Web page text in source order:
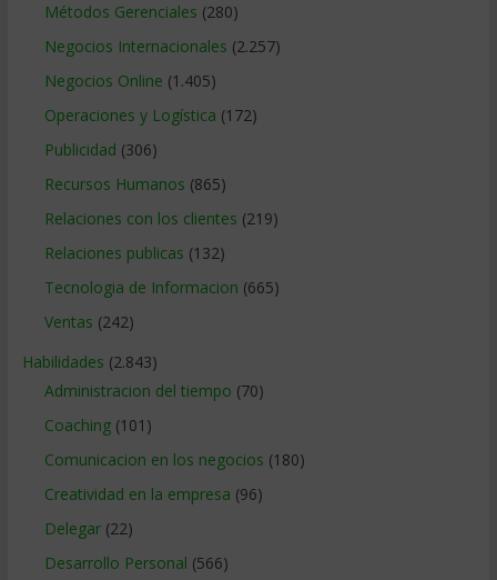
Métodos Gerenciales (280)
Negocios Internacionales (2.257)
Negocios Online (1.405)
Operaciones y Logística (172)
Publicidad (306)
Recursos Humanos (865)
Relaciones con los clientes (219)
Relaciones publicas (132)
Tecnologia de Informacion (665)
Ventas (242)
Habilidades (2.843)
Administracion del tiempo (70)
Coaching(101)
Comunicacion en los negocios (180)
Creatividad en la empresa (96)
Delegar(22)
Desarrollo Personal (566)